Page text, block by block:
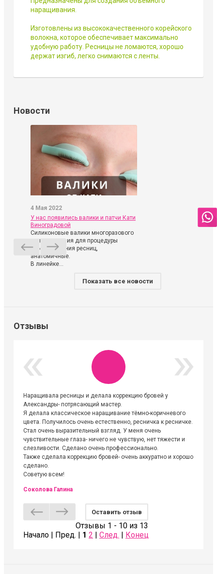
наращивания.
Изготовлены из высококачественного корейского
волокна, которое обеспечивает максимально
удобную работу. Ресницы не ломаются, хорошо
держат изгиб, легко снимаются с ленты.
Новости
4 Мая 2022
У нас появились валики и патчи Кати
Виноградовой
Силиконовые валики многоразового
использования для процедуры
ламинирования ресниц,
анатомичные.
В линейке...
Показать все новости
Отзывы
Наращивала ресницы и делала коррекцию бровей у
Александры- потрясающий мастер.
Я делала классическое наращивание тёмно-коричневого
цвета. Получилось очень естественно, ресничка к ресничке.
Стал очень выразительный взгляд. У меня очень
чувствительные глаза- ничего не чувствую, нет тяжести и
слезливости. Сделано очень профессионально.
Также сделала коррекцию бровей- очень аккуратно и хорошо
сделано.
Советую всем!
Соколова Галина
Оставить отзыв
Отзывы 1 - 10 из 13
Начало | Пред. | 1 2 След. Конец